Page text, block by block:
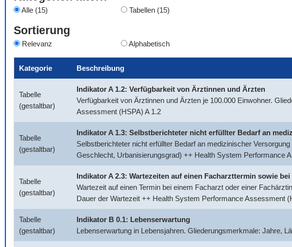
Alle (15) Tabellen (15)
Sortierung
Relevanz Alphabetisch
Kategorie Beschreibung
Tabelle
(gestaltbar)
Indikator A 1.2: Verfügbarkeit von Ärztinnen und Ärzten
Verfügbarkeit von Ärztinnen und Ärzten je 100.000 Einwohner.
Assessment (HSPA) A 1.2
Tabelle
(gestaltbar)
Indikator A 1.3: Selbstberichteter nicht erfüllter Bedarf an
Selbstberichteter nicht erfüllter Bedarf an medizinischer
Geschlecht, Urbanisierungsgrad) ++ Health System Performance
Tabelle
(gestaltbar)
Indikator A 2.3: Wartezeiten auf einen Facharzttermin sowie
Wartezeit auf einen Termin bei einem Facharzt oder einer
Dauer der Wartezeit ++ Health System Performance Assessment
Tabelle
(gestaltbar)
Indikator B 0.1: Lebenserwartung
Lebenserwartung in Lebensjahren. Gliederungsmerkmale: Jahre,